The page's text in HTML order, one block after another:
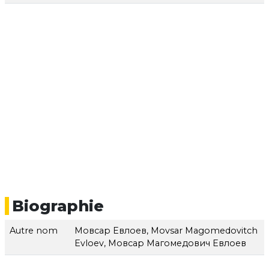
Biographie
Autre nom
Мовсар Евлоев, Movsar Magomedovitch
Evloev, Мовсар Магомедович Евлоев